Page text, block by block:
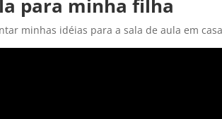
para minha filha
minhas idéias para a sala de aula em